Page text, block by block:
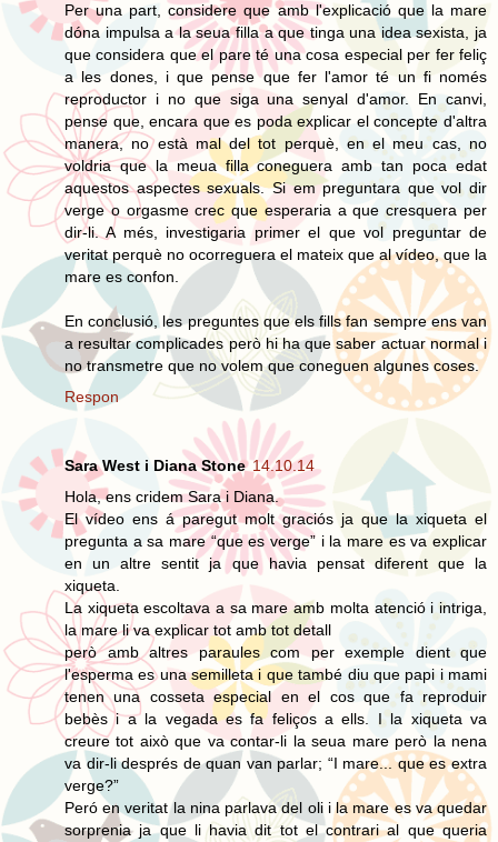
Per una part, considere que amb l'explicació que la mare
dóna impulsa a la seua filla a que tinga una idea sexista, ja
que considera que el pare té una cosa especial per fer feliç
a les dones, i que pense que fer l'amor té un fi només
reproductor i no que siga una senyal d'amor. En canvi,
pense que, encara que es poda explicar el concepte d'altra
manera, no està mal del tot perquè, en el meu cas, no
voldria que la meua filla coneguera amb tan poca edat
aquestos aspectes sexuals. Si em preguntara que vol dir
verge o orgasme crec que esperaria a que cresquera per
dir-li. A més, investigaria primer el que vol preguntar de
veritat perquè no ocorreguera el mateix que al vídeo, que la
mare es confon.
En conclusió, les preguntes que els fills fan sempre ens van
a resultar complicades però hi ha que saber actuar normal i
no transmetre que no volem que coneguen algunes coses.
Respon
Sara West i Diana Stone 14.10.14
Hola, ens cridem Sara i Diana.
El vídeo ens á paregut molt graciós ja que la xiqueta el
pregunta a sa mare “que es verge” i la mare es va explicar
en un altre sentit ja que havia pensat diferent que la
xiqueta.
La xiqueta escoltava a sa mare amb molta atenció i intriga,
la mare li va explicar tot amb tot detall
però amb altres paraules com per exemple dient que
l'esperma es una semilleta i que també diu que papi i mami
tenen una cosseta especial en el cos que fa reproduir
bebès i a la vegada es fa feliços a ells. I la xiqueta va
creure tot això que va contar-li la seua mare però la nena
va dir-li després de quan van parlar; “I mare... que es extra
verge?”
Peró en veritat la nina parlava del oli i la mare es va quedar
sorprenia ja que li havia dit tot el contrari al que queria